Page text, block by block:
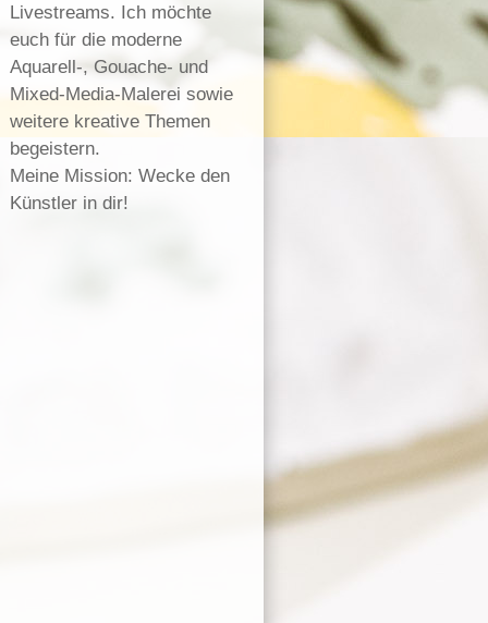
Livestreams. Ich möchte
euch für die moderne
Aquarell-, Gouache- und
Mixed-Media-Malerei sowie
weitere kreative Themen
begeistern.
Meine Mission: Wecke den
Künstler in dir!